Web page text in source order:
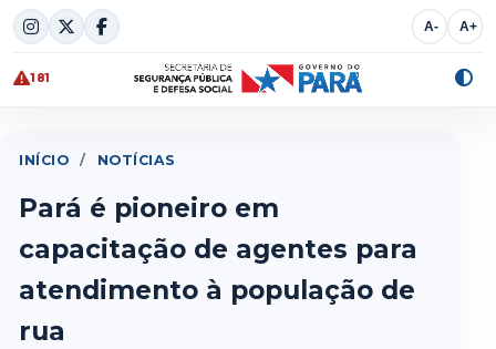
Skip
to
content
A- A+
181
INÍCIO / NOTÍCIAS
Pará é pioneiro em
capacitação de agentes para
atendimento à população de
rua